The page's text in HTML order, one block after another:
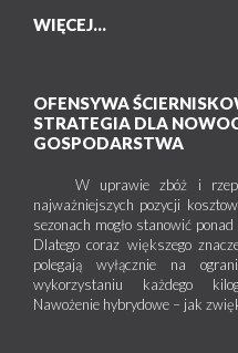
WIĘCEJ...
OFENSYWA
STRATEGIA DLA
GOSPODARSTWA
W uprawie zbóż i
najważniejszych pozycji
sezonach mogło stanowić
Dlatego coraz większego
polegają wyłącznie na
wykorzystaniu każdego
Nawożenie hybrydowe – jak